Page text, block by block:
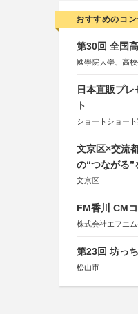
おすすめのコン
第30回 全国
國學院大學、高
日本直販プ
ト
ショートショー
文京区×交流
の“つながる”
文京区
FM香川 CM
株式会社エフエム
第23回 坊っ
松山市